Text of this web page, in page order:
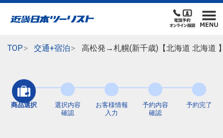
TOP 交通+宿泊 高松発→札幌(新千歳)【北海道 北海道
商品選択
選択内容
確認
お客様情報
入力
予約内容
確認
予約完了